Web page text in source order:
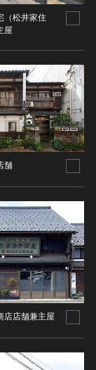
（松井家住
屋
舗
店店舗兼主屋
）
著作権あり-
用可）
利用可）
権者不明）
制限あり）
ONLY（著
限あり）
作権なし-米国
力情報をクリア